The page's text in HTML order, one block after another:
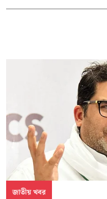
জাতীয় খবর